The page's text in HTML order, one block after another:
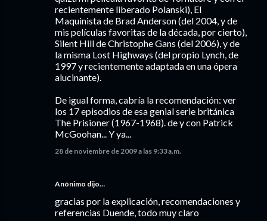
recientemente liberado Polanski), El
Maquinista de Brad Anderson (del 2004, y de
mis películas favoritas de la década, por cierto),
Silent Hill de Christophe Gans (del 2006), y de
la misma Lost Highways (del propio Lynch, de
1997 y recientemente adaptada en una ópera
alucinante).
De igual forma, cabría la recomendación: ver
los 17 episodios de esa genial serie británica
The Prisioner (1967-1968). de y con Patrick
McGoohan... Y ya...
28 de noviembre de 2009 a las 9:33 a.m.
Anónimo dijo…
gracias por la explicación, recomendaciones y
referencias Duende, todo muy claro